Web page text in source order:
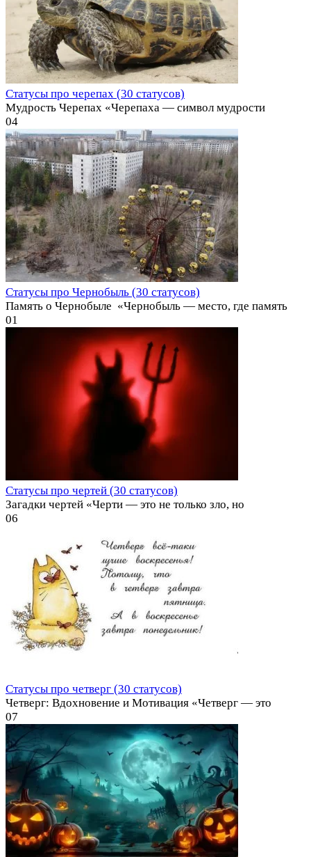
Статусы про черепах (30 статусов)
Мудрость Черепах «Черепаха — символ мудрости
04
Статусы про Чернобыль (30 статусов)
Память о Чернобыле ️ «Чернобыль — место, где память
01
Статусы про чертей (30 статусов)
Загадки чертей «Черти — это не только зло, но
06
Статусы про четверг (30 статусов)
Четверг: Вдохновение и Мотивация «Четверг — это
07